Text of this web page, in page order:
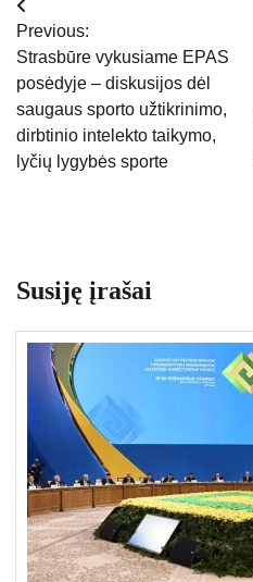
Navigacija
tarp
įrašų
Previous:
Strasbūre vykusiame EPAS
posėdyje – diskusijos dėl
saugaus sporto užtikrinimo,
dirbtinio intelekto taikymo,
lyčių lygybės sporte
Susiję įrašai